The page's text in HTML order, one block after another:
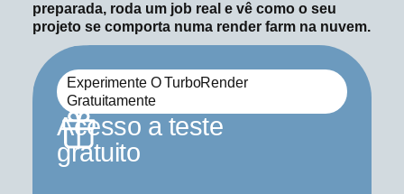
preparada, roda um job real e vê como o seu
projeto se comporta numa render farm na nuvem.
Experimente O TurboRender
Gratuitamente
Acesso a teste
gratuito